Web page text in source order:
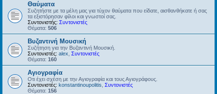
Θαύματα
Συζητήστε με τα μέλη μας για τύχον θαύματα που είδατε, αισθανθήκατε ή σας
τα εξιστόρησαν φίλοι και γνωστοί σας.
Συντονιστής: Συντονιστές
Θέματα: 506
Βυζαντινή Μουσική
Συζήτηση για την Βυζαντινή Μουσική.
Συντονιστές: alex Συντονιστές
Θέματα: 160
Αγιογραφία
Οτι έχει σχέση με την Αγιογραφία και τους Αγιογράφους.
Συντονιστές: konstantinoupolitis Συντονιστές
Θέματα: 156